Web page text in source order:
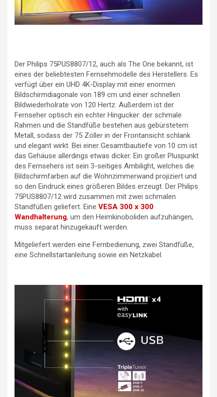
Der Philips 75PUS8807/12, auch als The One bekannt, ist
eines der beliebtesten Fernsehmodelle des Herstellers. Es
verfügt über ein UHD 4K-Display mit einer enormen
Bildschirmdiagonale von 189 cm und einer schnellen
Bildwiederholrate von 120 Hertz. Außerdem ist der
Fernseher optisch ein echter Hingucker: der schmale
Rahmen und die Standfüße bestehen aus gebürstetem
Metall, sodass der 75 Zöller in der Frontansicht schlank
und elegant wirkt. Bei einer Gesamtbautiefe von 10 cm ist
das Gehäuse allerdings etwas dicker. Ein großer Pluspunkt
des Fernsehers ist sein 3-seitiges Ambilight, welches die
Bildschirmfarben auf die Wohnzimmerwand projiziert und
so den Eindruck eines größeren Bildes erzeugt. Der Philips
75PUS8807/12 wird zusammen mit zwei schmalen
Standfüßen geliefert. Eine VESA 300 x 300
Wandhalterung, um den Heimkinoboliden aufzuhängen,
muss separat hinzugekauft werden.
Mitgeliefert werden eine Fernbedienung, zwei Standfüße,
eine Schnellstartanleitung sowie ein Netzkabel.